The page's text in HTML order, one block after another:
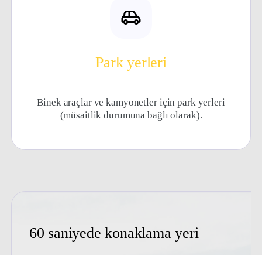
Park yerleri
Binek araçlar ve kamyonetler için park yerleri
(müsaitlik durumuna bağlı olarak).
60 saniyede konaklama yeri